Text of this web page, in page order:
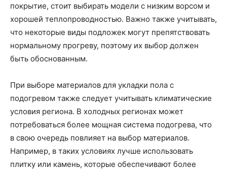
покрытие, стоит выбирать модели с низким ворсом и
хорошей теплопроводностью. Важно также учитывать,
что некоторые виды подложек могут препятствовать
нормальному прогреву, поэтому их выбор должен
быть обоснованным.
При выборе материалов для укладки пола с
подогревом также следует учитывать климатические
условия региона. В холодных регионах может
потребоваться более мощная система подогрева, что
в свою очередь повлияет на выбор материалов.
Например, в таких условиях лучше использовать
плитку или камень, которые обеспечивают более